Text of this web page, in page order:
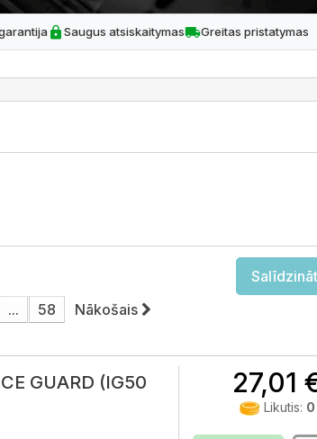
Saugus atsiskaitymas Greitas pristatymas
... 58 Nākošais
GUARD (IG50
27,01
Likutis: 0